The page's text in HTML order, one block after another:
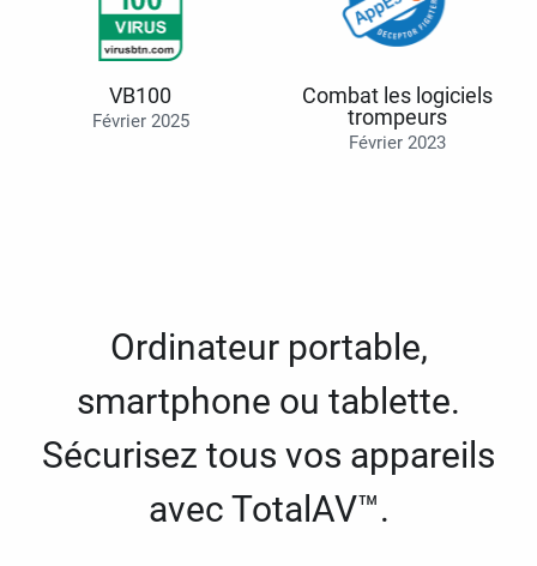
VB100
Février 2025
Combat les logiciels
trompeurs
Février 2023
Ordinateur portable,
smartphone ou tablette.
Sécurisez tous vos appareils
avec TotalAV™.